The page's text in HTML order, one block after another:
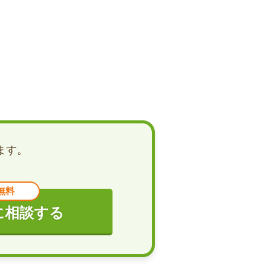
。
料
相談する